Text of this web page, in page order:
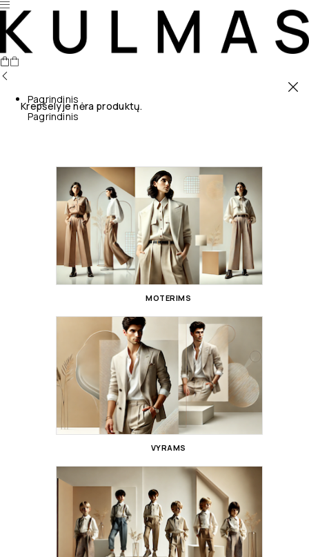
Krepšelyje nėra produktų.
Pagrindinis
Pagrindinis
MOTERIMS
VYRAMS